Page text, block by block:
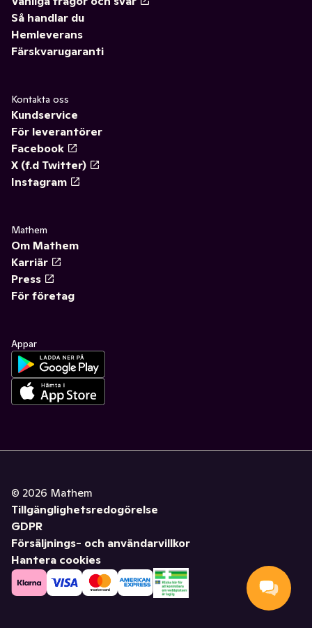
Så handlar du
Hemleverans
Färskvarugaranti
Kontakta oss
Kundservice
För leverantörer
Facebook
X (f.d Twitter)
Instagram
Mathem
Om Mathem
Karriär
Press
För företag
Appar
© 2026 Mathem
Tillgänglighetsredogörelse
GDPR
Försäljnings- och användarvillkor
Hantera cookies